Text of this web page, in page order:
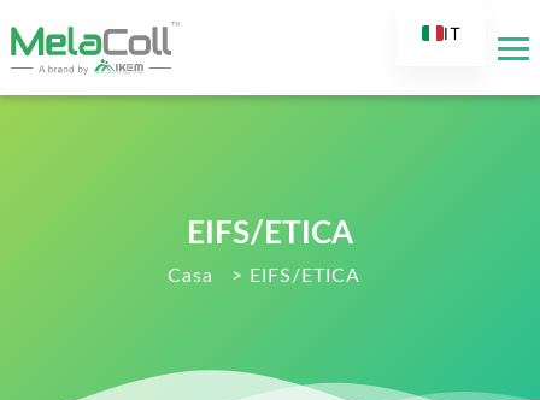
EIFS/ETICA
Casa > EIFS/ETICA
IT
NL